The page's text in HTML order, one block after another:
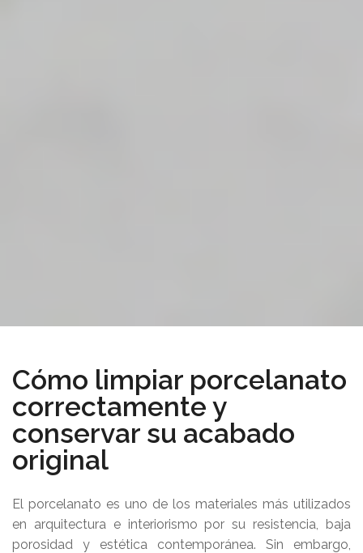
Cómo limpiar porcelanato
correctamente y
conservar su acabado
original
El porcelanato es uno de los materiales más utilizados
en arquitectura e interiorismo por su resistencia, baja
porosidad y estética contemporánea. Sin embargo,